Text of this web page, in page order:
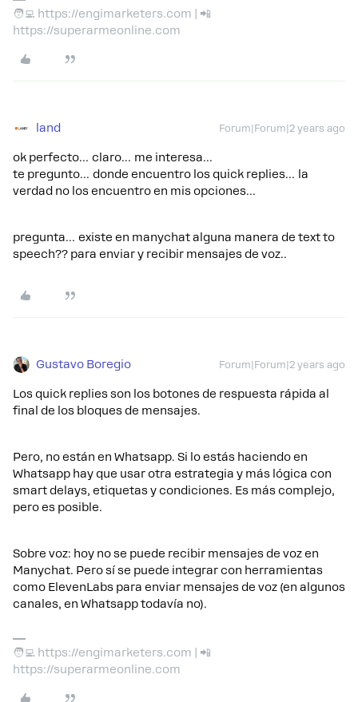
🧑‍💻 https://engimarketers.com | 📲
https://superarmeonline.com
land Forum|Forum|2 years ago
ok perfecto… claro… me interesa…
te pregunto… donde encuentro los quick replies… la
verdad no los encuentro en mis opciones…
pregunta… existe en manychat alguna manera de text to
speech?? para enviar y recibir mensajes de voz..
Gustavo Boregio Forum|Forum|2 years ago
Los quick replies son los botones de respuesta rápida al
final de los bloques de mensajes.
Pero, no están en Whatsapp. Si lo estás haciendo en
Whatsapp hay que usar otra estrategia y más lógica con
smart delays, etiquetas y condiciones. Es más complejo,
pero es posible.
Sobre voz: hoy no se puede recibir mensajes de voz en
Manychat. Pero sí se puede integrar con herramientas
como ElevenLabs para enviar mensajes de voz (en algunos
canales, en Whatsapp todavía no).
🧑‍💻 https://engimarketers.com | 📲
https://superarmeonline.com